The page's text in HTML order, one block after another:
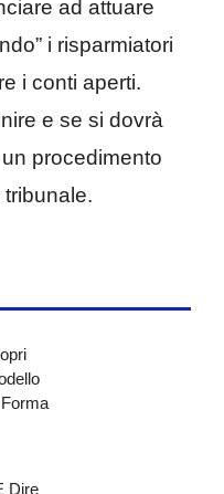
ad attuare
i risparmiatori
i conti aperti.
e se si dovrà
procedimento
tribunale.
Dire